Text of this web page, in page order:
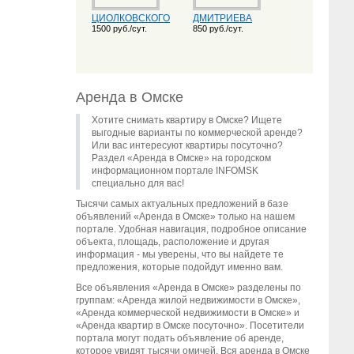
ЦИОЛКОВСКОГО
1500 руб./сут.
ДМИТРИЕВА
850 руб./сут.
Аренда в Омске
Хотите снимать квартиру в Омске? Ищете
выгодные варианты по коммерческой аренде?
Или вас интересуют квартиры посуточно?
Раздел «Аренда в Омске» на городском
информационном портале INFOMSK
специально для вас!
Тысячи самых актуальных предложений в базе
объявлений «Аренда в Омске» только на нашем
портале. Удобная навигация, подробное описание
объекта, площадь, расположение и другая
информация - мы уверены, что вы найдете те
предложения, которые подойдут именно вам.
Все объявления «Аренда в Омске» разделены по
группам: «Аренда жилой недвижимости в Омске»,
«Аренда коммерческой недвижимости в Омске» и
«Аренда квартир в Омске посуточно». Посетители
портала могут подать объявление об аренде,
которое увидят тысячи омичей. Вся аренда в Омске